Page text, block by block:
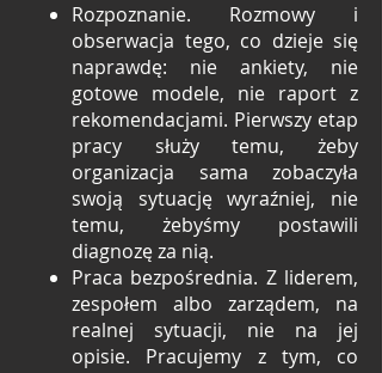
Rozpoznanie. Rozmowy i
obserwacja tego, co dzieje się
naprawdę: nie ankiety, nie
gotowe modele, nie raport z
rekomendacjami. Pierwszy etap
pracy służy temu, żeby
organizacja sama zobaczyła
swoją sytuację wyraźniej, nie
temu, żebyśmy postawili
diagnozę za nią.
Praca bezpośrednia. Z liderem,
zespołem albo zarządem, na
realnej sytuacji, nie na jej
opisie. Pracujemy z tym, co